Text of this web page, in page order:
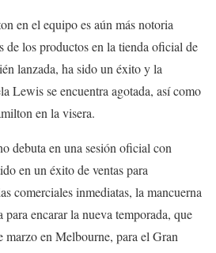
en el equipo es aún más notoria
de los productos en la tienda oficial de
lanzada, ha sido un éxito y la
Lewis se encuentra agotada, así como
en la visera.
debuta en una sesión oficial con
en un éxito de ventas para
comerciales inmediatas, la mancuerna
encarar la nueva temporada, que
en Melbourne, para el Gran